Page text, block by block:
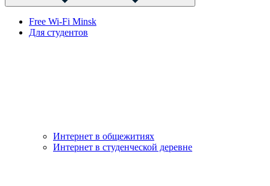
Free Wi-Fi Minsk
Для студентов
Интернет в общежитиях
Интернет в студенческой деревне